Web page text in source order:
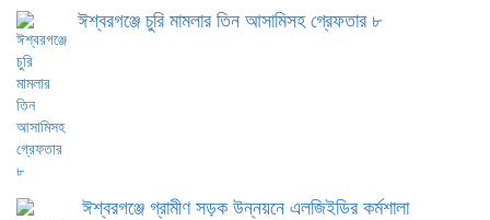
ঈশ্বরগঞ্জে চুরি মামলার তিন আসামিসহ গ্রেফতার ৮
ঈশ্বরগঞ্জে গ্রামীণ সড়ক উন্নয়নে এলজিইডির কর্মশালা